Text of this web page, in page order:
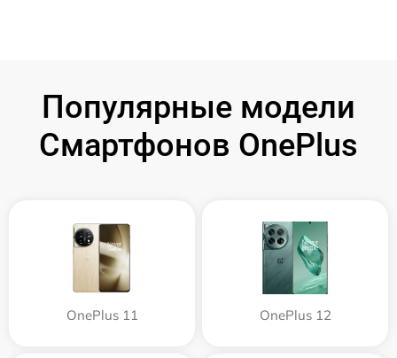
Популярные модели
Смартфонов OnePlus
OnePlus 11 OnePlus 12